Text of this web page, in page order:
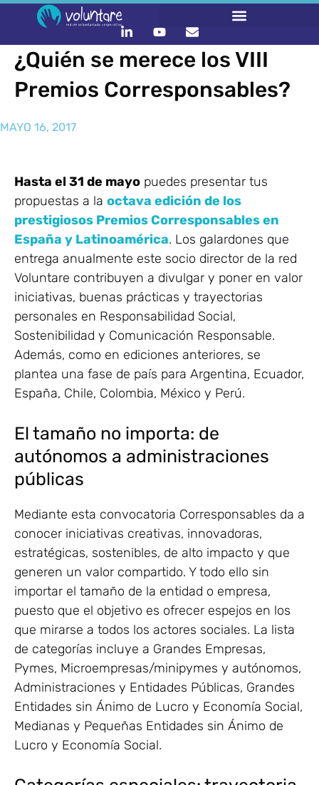
¿Quién se merece los VIII
Premios Corresponsables?
MAYO 16, 2017
Hasta el 31 de mayo puedes presentar tus
propuestas a la octava edición de los
prestigiosos Premios Corresponsables en
España y Latinoamérica. Los galardones que
entrega anualmente este socio director de la red
Voluntare contribuyen a divulgar y poner en valor
iniciativas, buenas prácticas y trayectorias
personales en Responsabilidad Social,
Sostenibilidad y Comunicación Responsable.
Además, como en ediciones anteriores, se
plantea una fase de país para Argentina, Ecuador,
España, Chile, Colombia, México y Perú.
El tamaño no importa: de
autónomos a administraciones
públicas
Mediante esta convocatoria Corresponsables da a
conocer iniciativas creativas, innovadoras,
estratégicas, sostenibles, de alto impacto y que
generen un valor compartido. Y todo ello sin
importar el tamaño de la entidad o empresa,
puesto que el objetivo es ofrecer espejos en los
que mirarse a todos los actores sociales. La lista
de categorías incluye a Grandes Empresas,
Pymes, Microempresas/minipymes y autónomos,
Administraciones y Entidades Públicas, Grandes
Entidades sin Ánimo de Lucro y Economía Social,
Medianas y Pequeñas Entidades sin Ánimo de
Lucro y Economía Social.